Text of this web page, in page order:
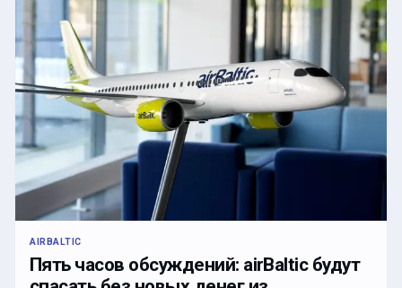
AIRBALTIC
Пять часов обсуждений: airBaltic будут